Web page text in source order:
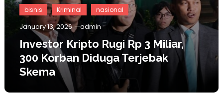
bisnis Kriminal nasional
January 13, 2026 admin
Investor Kripto Rugi Rp 3 Miliar,
300 Korban Diduga Terjebak
Skema